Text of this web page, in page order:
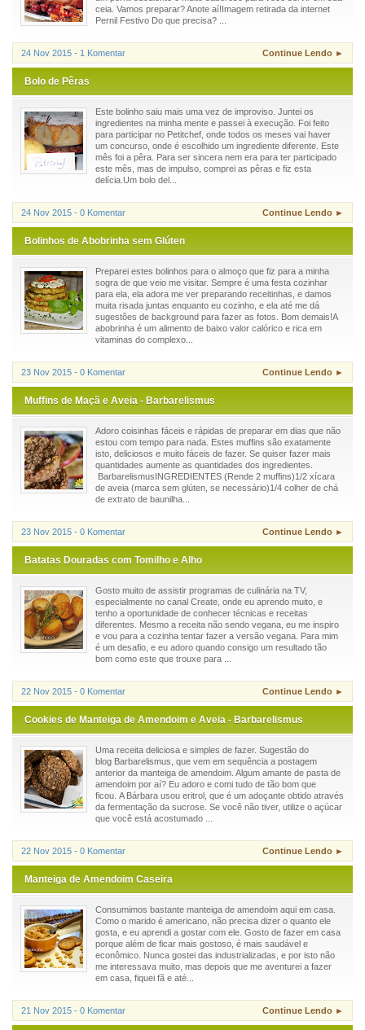
ceia. Vamos preparar? Anote aí!Imagem retirada da internet
Pernil Festivo Do que precisa? ...
24 Nov 2015 - 1 Komentar Continue Lendo ►
Bolo de Pêras
Este bolinho saiu mais uma vez de improviso. Juntei os
ingredientes na minha mente e passei à execução. Foi feito
para participar no Petitchef, onde todos os meses vai haver
um concurso, onde é escolhido um ingrediente diferente. Este
mês foi a pêra. Para ser sincera nem era para ter participado
este mês, mas de impulso, comprei as pêras e fiz esta
delícia.Um bolo del...
24 Nov 2015 - 0 Komentar Continue Lendo ►
Bolinhos de Abobrinha sem Glúten
Preparei estes bolinhos para o almoço que fiz para a minha
sogra de que veio me visitar. Sempre é uma festa cozinhar
para ela, ela adora me ver preparando receitinhas, e damos
muita risada juntas enquanto eu cozinho, e ela até me dá
sugestões de background para fazer as fotos. Bom demais!A
abobrinha é um alimento de baixo valor calórico e rica em
vitaminas do complexo...
23 Nov 2015 - 0 Komentar Continue Lendo ►
Muffins de Maçã e Aveia - Barbarelismus
Adoro coisinhas fáceis e rápidas de preparar em dias que não
estou com tempo para nada. Estes muffins são exatamente
isto, deliciosos e muito fáceis de fazer. Se quiser fazer mais
quantidades aumente as quantidades dos ingredientes.
BarbarelismusINGREDIENTES (Rende 2 muffins)1/2 xícara
de aveia (marca sem glúten, se necessário)1/4 colher de chá
de extrato de baunilha...
23 Nov 2015 - 0 Komentar Continue Lendo ►
Batatas Douradas com Tomilho e Alho
Gosto muito de assistir programas de culinária na TV,
especialmente no canal Create, onde eu aprendo muito, e
tenho a oportunidade de conhecer técnicas e receitas
diferentes. Mesmo a receita não sendo vegana, eu me inspiro
e vou para a cozinha tentar fazer a versão vegana. Para mim
é um desafio, e eu adoro quando consigo um resultado tão
bom como este que trouxe para ...
22 Nov 2015 - 0 Komentar Continue Lendo ►
Cookies de Manteiga de Amendoim e Aveia - Barbarelismus
Uma receita deliciosa e simples de fazer. Sugestão do
blog Barbarelismus, que vem em sequência a postagem
anterior da manteiga de amendoim. Algum amante de pasta de
amendoim por aí? Eu adoro e comi tudo de tão bom que
ficou. A Bárbara usou eritrol, que é um adoçante obtido através
da fermentação da sucrose. Se você não tiver, utilize o açúcar
que você está acostumado ...
22 Nov 2015 - 0 Komentar Continue Lendo ►
Manteiga de Amendoim Caseira
Consumimos bastante manteiga de amendoim aqui em casa.
Como o marido é americano, não precisa dizer o quanto ele
gosta, e eu aprendi a gostar com ele. Gosto de fazer em casa
porque além de ficar mais gostoso, é mais saudável e
econômico. Nunca gostei das industrializadas, e por isto não
me interessava muito, mas depois que me aventurei a fazer
em casa, fiquei fã e até...
21 Nov 2015 - 0 Komentar Continue Lendo ►